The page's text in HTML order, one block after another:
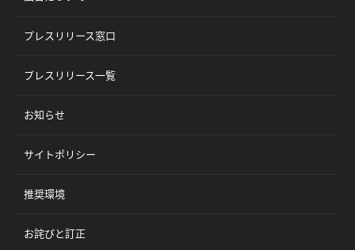
プレスリリース窓口
プレスリリース一覧
お知らせ
サイトポリシー
推奨環境
お詫びと訂正